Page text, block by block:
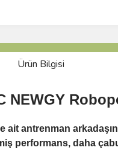
Ürün Bilgisi
NEWGY
ait antrenman
performans, daha